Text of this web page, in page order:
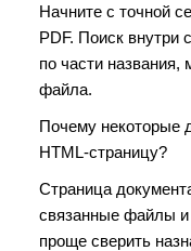
Начните с точной
PDF. Поиск внутри
по части
файла.
Почему некоторые
HTML-страницу?
Страница
связанные файлы и
проще сверить